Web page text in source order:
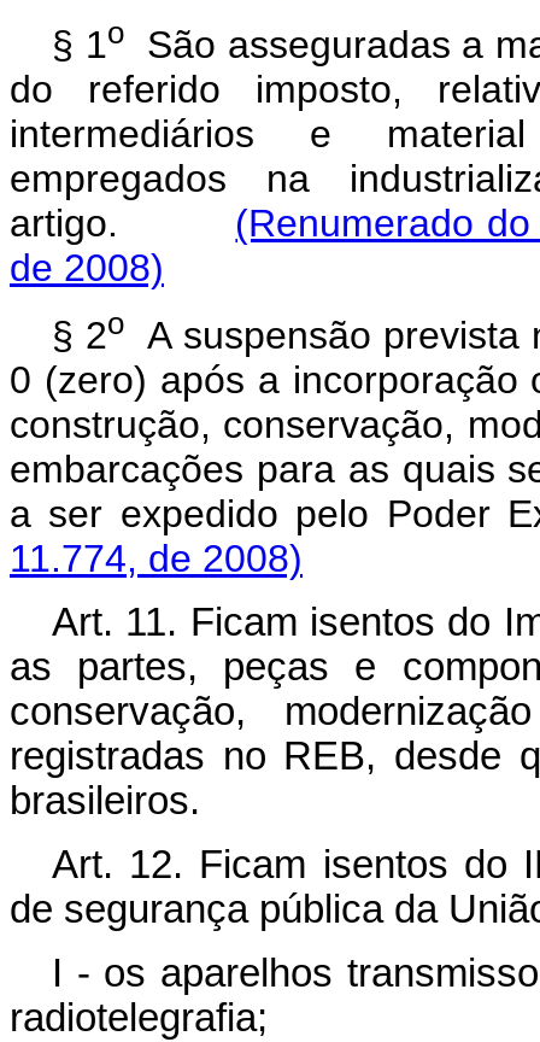
§ 1oSão asseguradas a
do referido imposto,
intermediários e
empregados na
artigo. (Renumerado
de 2008)
§ 2o
A suspensão
0 (zero) após a incorporação
construção, conservação,
embarcações para as quais
a ser expedido pelo
11.774, de 2008)
Art. 11. Ficam isentos do
as partes, peças e
conservação,
registradas no REB, desde
brasileiros.
Art. 12. Ficam isentos do
de segurança pública da
I - os aparelhos
radiotelegrafia;